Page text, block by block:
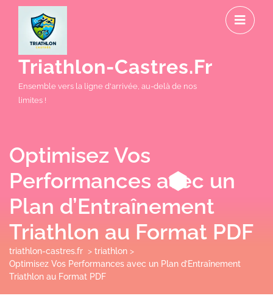
Triathlon-Castres.fr
Ensemble vers la ligne d'arrivée, au-delà de nos
limites !
Optimisez Vos
Performances avec un
Plan d’Entraînement
Triathlon au Format PDF
triathlon-castres.fr > triathlon >
Optimisez Vos Performances avec un Plan d’Entraînement
Triathlon au Format PDF